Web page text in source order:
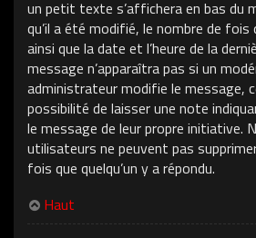
un petit texte s’affichera en bas du
qu’il a été modifié, le nombre de fois
ainsi que la date et l’heure de la
message n’apparaîtra pas si un
administrateur modifie le message,
possibilité de laisser une note
le message de leur propre initiative.
utilisateurs ne peuvent pas
fois que quelqu’un y a répondu.
Haut